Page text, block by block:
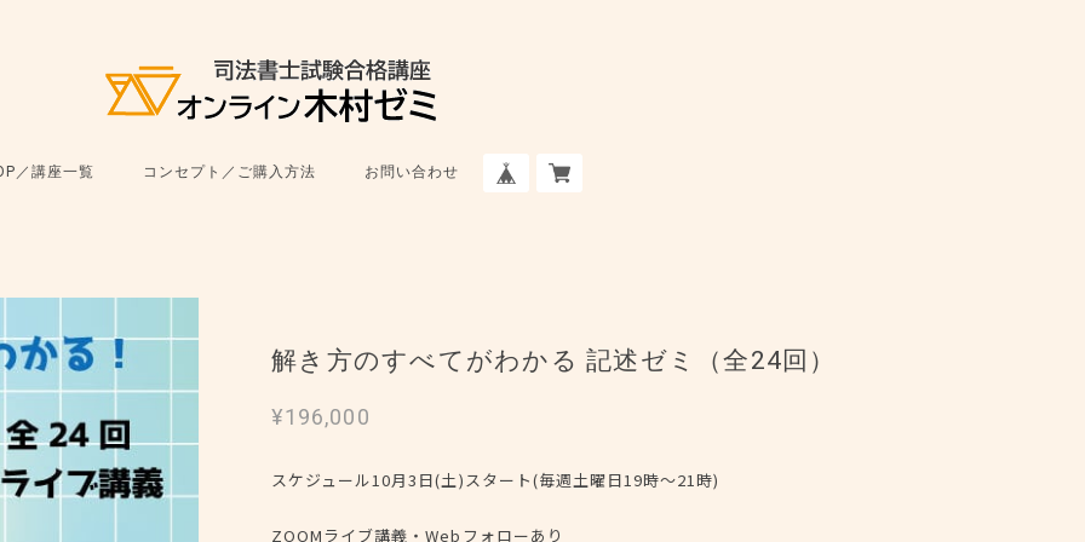
／講座一覧 コンセプト／ご購入方法 お問い合わせ
解き方のすべてがわかる 記述ゼミ（全24回）
¥196,000
スケジュール10月3日(土)スタート(毎週土曜日19時〜21時)
ZOOMライブ講義・Webフォローあり